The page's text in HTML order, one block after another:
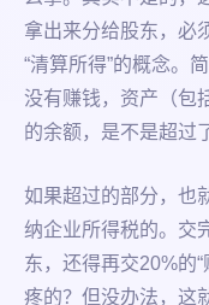
拿出来分给股东，必
“清算所得”的概念。
没有赚钱，资产（包
的余额，是不是超过
如果超过的部分，也
纳企业所得税的。交
东，还得再交20%的
疼的？但没办法，这